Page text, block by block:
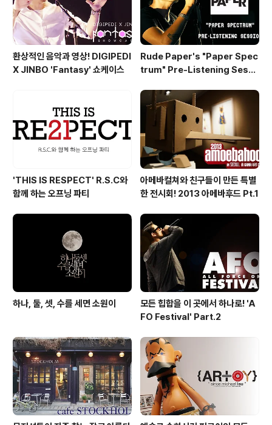
환상적인 음악과 영상! DIGIPEDI
X JINBO 'Fantasy' 쇼케이스
Rude Paper's "Paper Spec
trum" Pre-Listening Sessi
'THIS IS RESPECT' R.S.C와
함께 하는 오프닝 파티
아메바컬쳐와 친구들이 만든 특별
한 전시회! 2013 아메바후드 Pt.1
하나, 둘, 셋, 수를 세면 소원이
모든 힙합을 이 곳에서 하나로! 'A
FO Festival' Part.2